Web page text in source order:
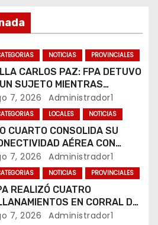
NOTICIAS PROVINCIALES
CARLOS PAZ: FPA DETUVO
SUJETO MIENTRAS
COCAÍNA Y
EN UNA PLAZA
7, 2026 Administrador1
LOCALES NOTICIAS
CUARTO CONSOLIDA SU
AÉREA CON
VUELOS SEMANALES A
AIRES
7, 2026 Administrador1
NOTICIAS PROVINCIALES
REALIZÓ CUATRO
EN CORRAL DE
IFFLINGER
7, 2026 Administrador1